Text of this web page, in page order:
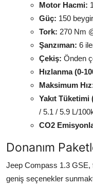
Motor Hacmi:
Güç: 150
Tork: 270 Nm
Şanzıman: 6
Çekiş: Önden
Hızlanma (0-
Maksimum
Yakıt Tüketimi
/ 5.1 / 5.9 L/
CO2
Donanım
Jeep Compass 1.3 GSE,
geniş seçenekler